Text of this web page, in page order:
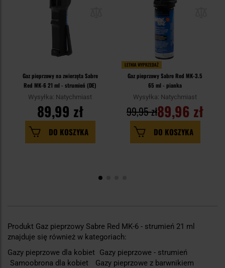
Gaz pieprzowy na zwierzęta Sabre
Red MK-6 21 ml - strumień (DE)
Wysyłka: Natychmiast
89,99 zł
DO KOSZYKA
LETNIA WYPRZEDAŻ
Gaz pieprzowy Sabre Red MK-3.5
65 ml - pianka
Wysyłka: Natychmiast
89,96 zł
99,95 zł
DO KOSZYKA
Produkt Gaz pieprzowy Sabre Red MK-6 - strumień 21 ml
znajduje się również w kategoriach:
Gazy pieprzowe dla kobiet
Gazy pieprzowe - strumień
Samoobrona dla kobiet
Gazy pieprzowe z barwnikiem